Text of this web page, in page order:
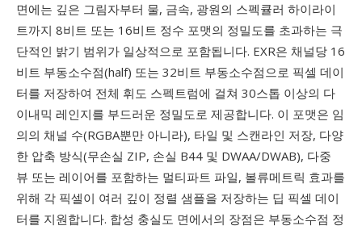
면에는 깊은 그림자부터 물, 금속, 광원의 스펙큘러 하이라이
트까지 8비트 또는 16비트 정수 포맷의 정밀도를 초과하는 극
단적인 밝기 범위가 일상적으로 포함됩니다. EXR은 채널당 16
비트 부동소수점(half) 또는 32비트 부동소수점으로 픽셀 데이
터를 저장하여 전체 휘도 스펙트럼에 걸쳐 30스톱 이상의 다
이내믹 레인지를 부드러운 정밀도로 제공합니다. 이 포맷은 임
의의 채널 수(RGBA뿐만 아니라), 타일 및 스캔라인 저장, 다양
한 압축 방식(무손실 ZIP, 손실 B44 및 DWAA/DWAB), 다중
뷰 또는 레이어를 포함하는 멀티파트 파일, 볼류메트릭 효과를
위해 각 픽셀이 여러 깊이 정렬 샘플을 저장하는 딥 픽셀 데이
터를 지원합니다. 합성 충실도 면에서의 장점은 부동소수점 정